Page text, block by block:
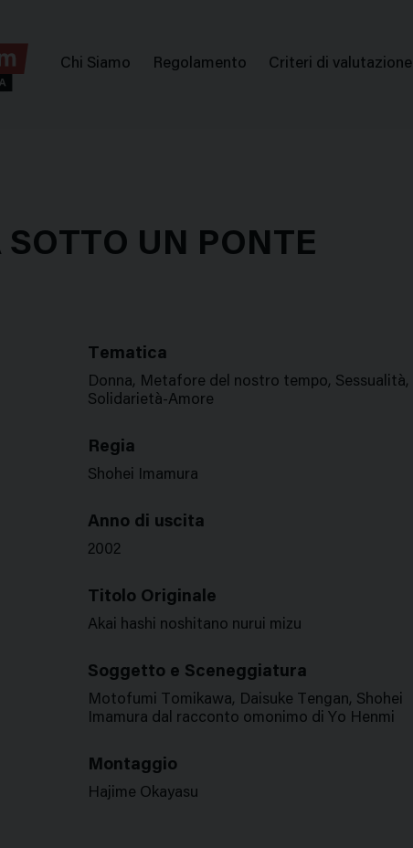
Menu
Chi Siamo Regolamento Criteri di valutazione
UN PONTE
Tematica
Donna, Metafore del nostro tempo, Sessualità,
Solidarietà-Amore
Regia
Shohei Imamura
Anno di uscita
2002
Titolo Originale
Akai hashi noshitano nurui mizu
Soggetto e Sceneggiatura
Motofumi Tomikawa, Daisuke Tengan, Shohei
Imamura dal racconto omonimo di Yo Henmi
Montaggio
Hajime Okayasu